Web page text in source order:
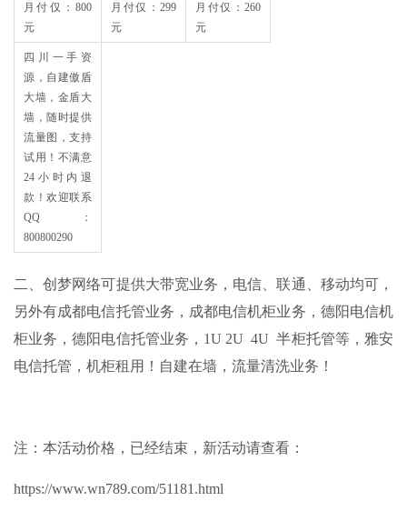
月付仅：800
元
月付仅：299
元
月付仅：260
元
四川一手资
源，自建傲盾
大墙，金盾大
墙，随时提供
流量图，支持
试用！不满意
24小时内退
款！欢迎联系
QQ：
800800290
二、创梦网络可提供大带宽业务，电信、联通、移动均可，
另外有成都电信托管业务，成都电信机柜业务，德阳电信机
柜业务，德阳电信托管业务，1U 2U 4U 半柜托管等，雅安
电信托管，机柜租用！自建在墙，流量清洗业务！
注：本活动价格，已经结束，新活动请查看：
https://www.wn789.com/51181.html